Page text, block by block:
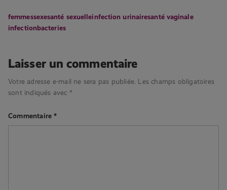
femmessexesanté sexuelleinfection urinairesanté vaginale
infectionbacteries
Laisser un commentaire
Votre adresse e-mail ne sera pas publiée. Les champs obligatoires
sont indiqués avec *
Commentaire*